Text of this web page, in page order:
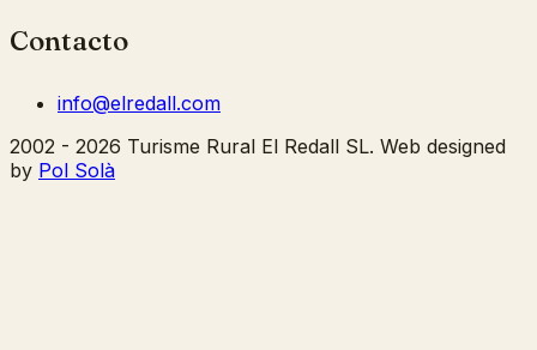
Contacto
info@elredall.com
2002 - 2026 Turisme Rural El Redall SL. Web designed
by Pol Solà